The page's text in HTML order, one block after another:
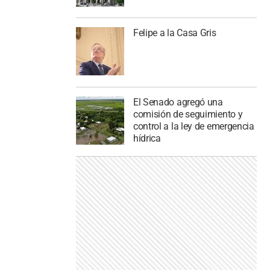
Felipe a la Casa Gris
El Senado agregó una
comisión de seguimiento y
control a la ley de emergencia
hídrica